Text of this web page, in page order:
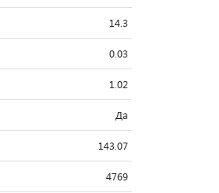
14.3
0.03
1.02
Да
143.07
4769